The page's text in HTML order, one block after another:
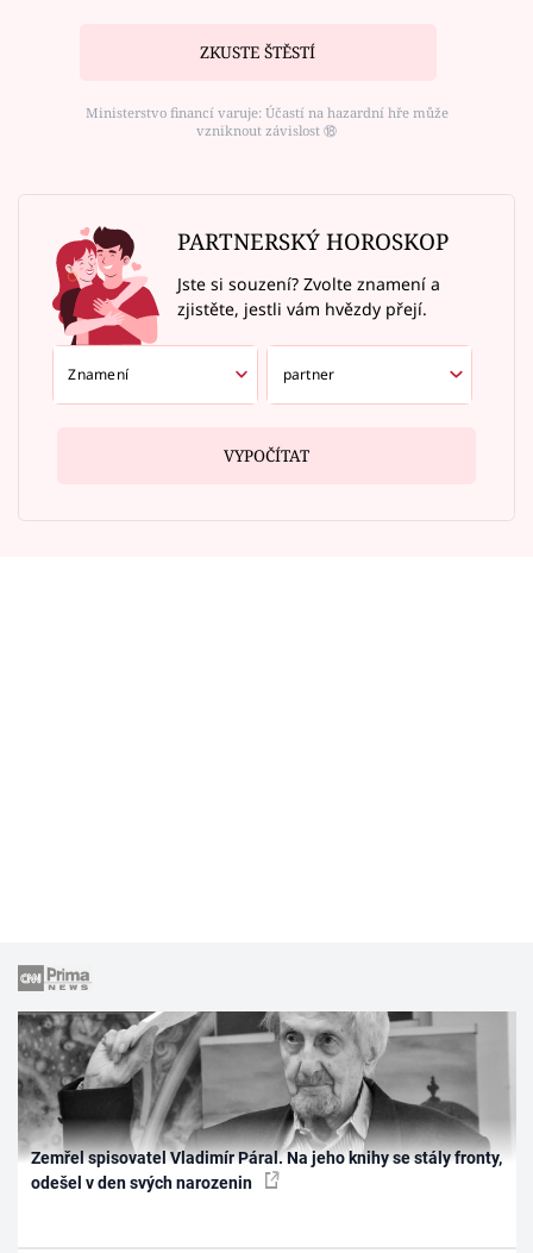
ZKUSTE ŠTĚSTÍ
Ministerstvo financí varuje: Účastí na hazardní hře může
vzniknout závislost ⑱
PARTNERSKÝ HOROSKOP
Jste si souzení? Zvolte znamení a
zjistěte, jestli vám hvězdy přejí.
VYPOČÍTAT
Zemřel spisovatel Vladimír Páral. Na jeho knihy se stály fronty,
odešel v den svých narozenin